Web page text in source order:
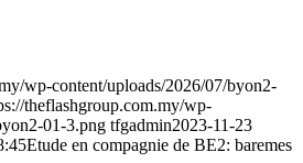
wp-content/uploads/2026/07/byon2-
theflashgroup.com.my/wp-
01-3.png tfgadmin2023-11-23
Etude en compagnie de BE2: baremes